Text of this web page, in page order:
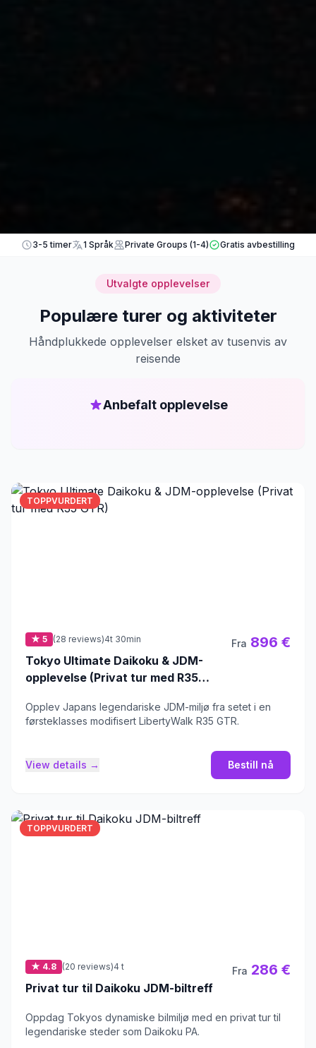
3-5 timer 1 Språk Private Groups (1-4) Gratis avbestilling
Utvalgte opplevelser
Populære turer og aktiviteter
Håndplukkede opplevelser elsket av tusenvis av
reisende
Anbefalt opplevelse
TOPPVURDERT
★ 5 (28 reviews)4t 30min
Tokyo Ultimate Daikoku & JDM-
opplevelse (Privat tur med R35
Fra 896 €
Opplev Japans legendariske JDM-miljø fra setet i en
førsteklasses modifisert LibertyWalk R35 GTR.
View details → Bestill nå
TOPPVURDERT
★ 4.8 (20 reviews)4 t
Privat tur til Daikoku JDM-biltreff
Fra 286 €
Oppdag Tokyos dynamiske bilmiljø med en privat tur til
legendariske steder som Daikoku PA.